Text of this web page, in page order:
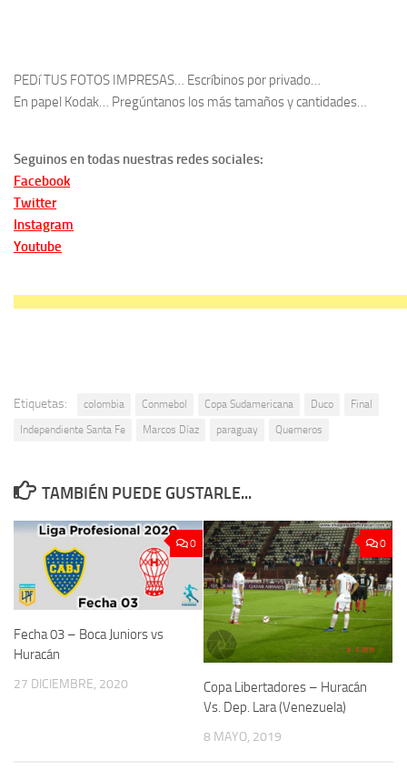
PEDí TUS FOTOS IMPRESAS… Escríbinos por privado…
En papel Kodak… Pregúntanos los más tamaños y cantidades…
Seguinos en todas nuestras redes sociales:
Facebook
Twitter
Instagram
Youtube
Etiquetas: colombia Conmebol Copa Sudamericana Duco
Final
Independiente Santa Fe
Marcos Díaz paraguay Quemeros
TAMBIÉN PUEDE GUSTARLE...
0
Fecha 03 – Boca Juniors vs
Huracán
27 DICIEMBRE, 2020
0
Copa Libertadores – Huracán
Vs. Dep. Lara (Venezuela)
8 MAYO, 2019